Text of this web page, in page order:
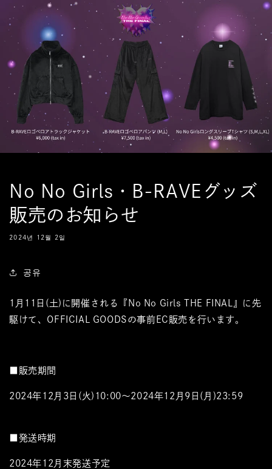
로 건너
No No Girls・B-RAVEグッズ
販売のお知らせ
2024년 12월 2일
공유
1月11日(土)に開催される
『No No Girls THE FINAL』に先
駆けて、OFFICIAL GOODSの事前EC販売を行います。
■販売期間
2024年12月3日(火)10:00～2024年12月9日(月)23:59
■発送時期
2024年12月末発送予定